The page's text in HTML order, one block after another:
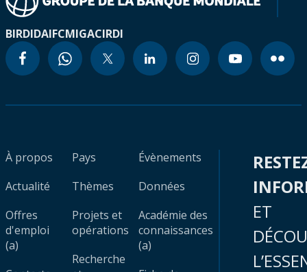
BIRDIDAIFCMIGACIRDI
À propos
Actualité
Offres
d'emploi
(a)
Pays
Thèmes
Projets et
opérations
Recherche
Évènements
Données
Académie des
connaissances
(a)
ET